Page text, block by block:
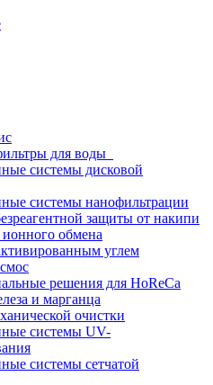
для воды
системы дисковой
системы нанофильтрации
защиты от накипи
обмена
углем
решения для HoReCa
и марганца
очистки
системы UV-
системы сетчатой